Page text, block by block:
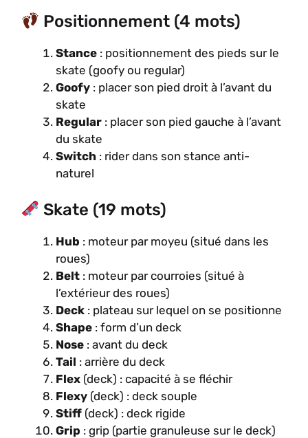
Positionnement (4 mots)
Stance : positionnement des pieds sur le
skate (goofy ou regular)
Goofy : placer son pied droit à l’avant du
skate
Regular : placer son pied gauche à l’avant
du skate
Switch : rider dans son stance anti-
naturel
Skate (19 mots)
Hub : moteur par moyeu (situé dans les
roues)
Belt : moteur par courroies (situé à
l’extérieur des roues)
Deck : plateau sur lequel on se positionne
Shape : form d’un deck
Nose : avant du deck
Tail : arrière du deck
Flex (deck) : capacité à se fléchir
Flexy (deck) : deck souple
Stiff (deck) : deck rigide
Grip : grip (partie granuleuse sur le deck)